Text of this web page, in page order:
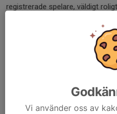
registrerade spelare, väldigt
Sista träningen är 17
Vi använder oss av